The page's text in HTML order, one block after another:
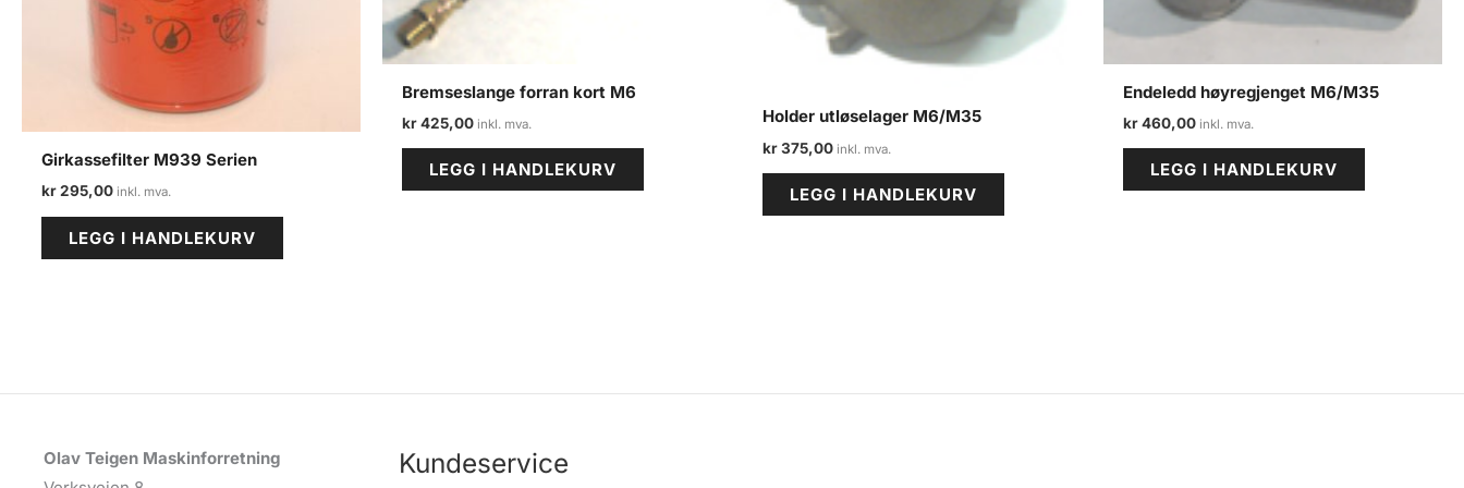
Girkassefilter M939 Serien
kr295,00
LEGG I HANDLEKURV
Bremseslange forran kort M6
kr425,00
LEGG I HANDLEKURV
Holder utløselager M6/M35
kr375,00
LEGG I HANDLEKURV
Endeledd høyregjenget M6/M35
kr460,00
LEGG I HANDLEKURV
Olav Teigen Maskinforretning
Kundeservice